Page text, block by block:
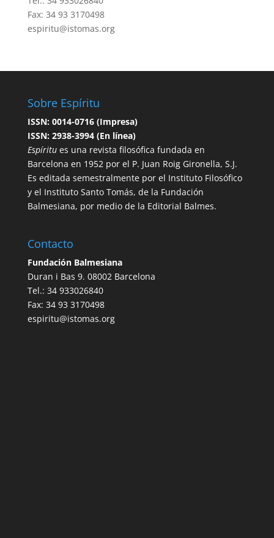
Fax: 34 93 3170498
espiritu@istomas.org
Sobre Espíritu
ISSN: 0014-0716 (Impresa)
ISSN: 2938-3994 (En línea)
Espíritues una revista filosófica fundada en
Barcelona en 1952 por el P. Juan Roig Gironella, S.J.
Es editada semestralmente por el Instituto Filosófico
y el Instituto Santo Tomás, de la Fundación
Balmesiana, por medio de la Editorial Balmes.
Contacto
Fundación Balmesiana
Duran i Bas 9. 08002 Barcelona
Tel.: 34 933026840
Fax: 34 93 3170498
espiritu@istomas.org